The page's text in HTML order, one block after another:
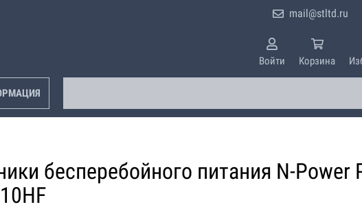
mail@stltd.ru
Войти Корзина
бесперебойного питания N-Power